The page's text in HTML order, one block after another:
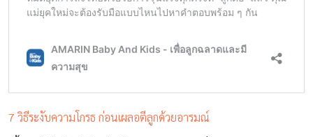
7 วิธีระงับความโกรธ ก่อนเผลอตีลูกด้วยอารมณ์